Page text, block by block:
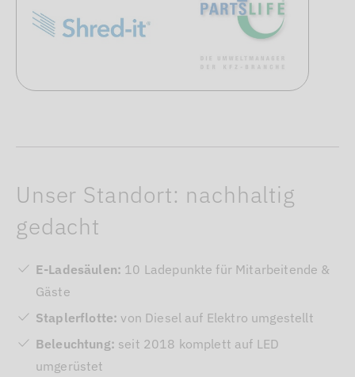
Unser Standort: nachhaltig
gedacht
E-Ladesäulen: 10 Ladepunkte für Mitarbeitende &
Gäste
Staplerflotte: von Diesel auf Elektro umgestellt
Beleuchtung: seit 2018 komplett auf LED
umgerüstet